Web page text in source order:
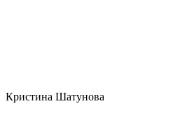
Кристина Шатунова